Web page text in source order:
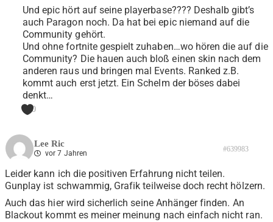
Und epic hört auf seine playerbase???? Deshalb gibt’s
auch Paragon noch. Da hat bei epic niemand auf die
Community gehört.
Und ohne fortnite gespielt zuhaben…wo hören die auf die
Community? Die hauen auch bloß einen skin nach dem
anderen raus und bringen mal Events. Ranked z.B.
kommt auch erst jetzt. Ein Schelm der böses dabei
denkt…
0
Lee Ric
vor 7 Jahren #639983
Leider kann ich die positiven Erfahrung nicht teilen.
Gunplay ist schwammig, Grafik teilweise doch recht hölzern.
Auch das hier wird sicherlich seine Anhänger finden. An
Blackout kommt es meiner meinung nach einfach nicht ran.